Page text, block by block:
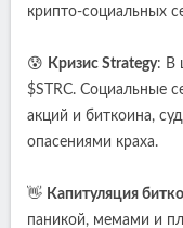
крипто-социальных
😰 Кризис Strategy: В
$STRC. Социальные
акций и биткоина,
опасениями краха.
👋 Капитуляция
паникой, мемами и